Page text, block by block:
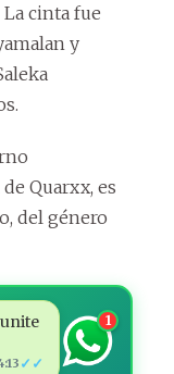
cinta fue
y
Quarxx, es
del género
✓✓
1